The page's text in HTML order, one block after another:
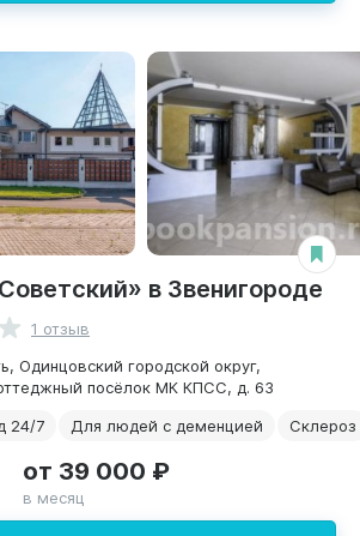
в Звенигороде
1 отзыв
Одинцовский городской округ,
посёлок МК КПСС, д. 63
24/7 Для людей с деменцией Склероз
от 39 000 ₽
в месяц